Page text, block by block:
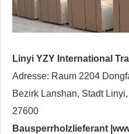
Linyi YZY International
Adresse: Raum 2204
Bezirk Lanshan, Stadt
27600
Bausperrholzlieferant |